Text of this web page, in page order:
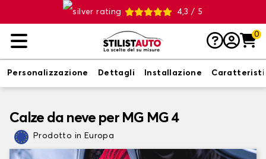
4,3 / 5
0
Personalizzazione Dettagli Installazione
Calze da neve per MG MG 4
Prodotto in Europa